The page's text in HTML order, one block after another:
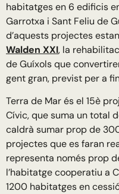
habitatges en 6 edificis
Garrotxa i Sant Feliu de
d’aquests projectes
Walden XXI, la
de Guíxols que
gent gran, previst per a
Terra de Mar és el 15è
Cívic, que suma un total
caldrà sumar prop de
projectes que es faran
representa només prop
l’habitatge cooperatiu a
1200 habitatges en